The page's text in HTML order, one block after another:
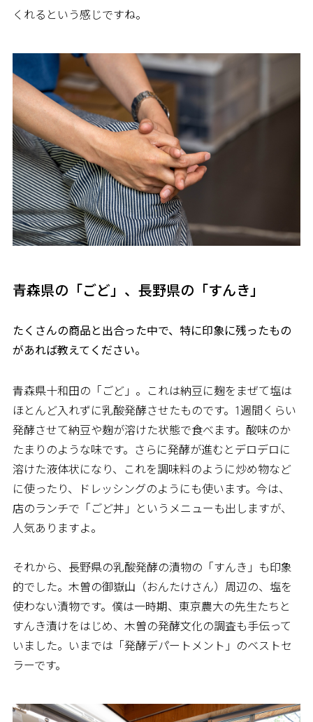
くれるという感じですね。
青森県の「ごど」、長野県の「すんき」
――たくさんの商品と出合った中で、特に印象に残ったもの
があれば教えてください。
青森県十和田の「ごど」。これは納豆に麹をまぜて塩は
ほとんど入れずに乳酸発酵させたものです。1週間くらい
発酵させて納豆や麹が溶けた状態で食べます。酸味のか
たまりのような味です。さらに発酵が進むとデロデロに
溶けた液体状になり、これを調味料のように炒め物など
に使ったり、ドレッシングのようにも使います。今は、
店のランチで「ごど丼」というメニューも出しますが、
人気ありますよ。
それから、長野県の乳酸発酵の漬物の「すんき」も印象
的でした。木曽の御嶽山（おんたけさん）周辺の、塩を
使わない漬物です。僕は一時期、東京農大の先生たちと
すんき漬けをはじめ、木曽の発酵文化の調査も手伝って
いました。いまでは「発酵デパートメント」のベストセ
ラーです。